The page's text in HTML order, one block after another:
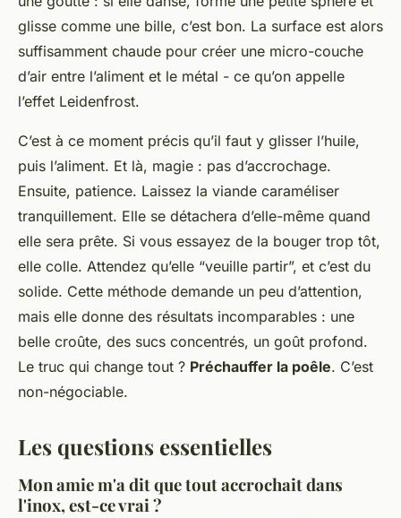
glisse comme une bille, c’est bon. La surface est alors
suffisamment chaude pour créer une micro-couche
d’air entre l’aliment et le métal - ce qu’on appelle
l’effet Leidenfrost.
C’est à ce moment précis qu’il faut y glisser l’huile,
puis l’aliment. Et là, magie : pas d’accrochage.
Ensuite, patience. Laissez la viande caraméliser
tranquillement. Elle se détachera d’elle-même quand
elle sera prête. Si vous essayez de la bouger trop tôt,
elle colle. Attendez qu’elle “veuille partir”, et c’est du
solide. Cette méthode demande un peu d’attention,
mais elle donne des résultats incomparables : une
belle croûte, des sucs concentrés, un goût profond.
Le truc qui change tout ? Préchauffer la poêle. C’est
non-négociable.
Les questions essentielles
Mon amie m'a dit que tout accrochait dans
l'inox, est-ce vrai ?